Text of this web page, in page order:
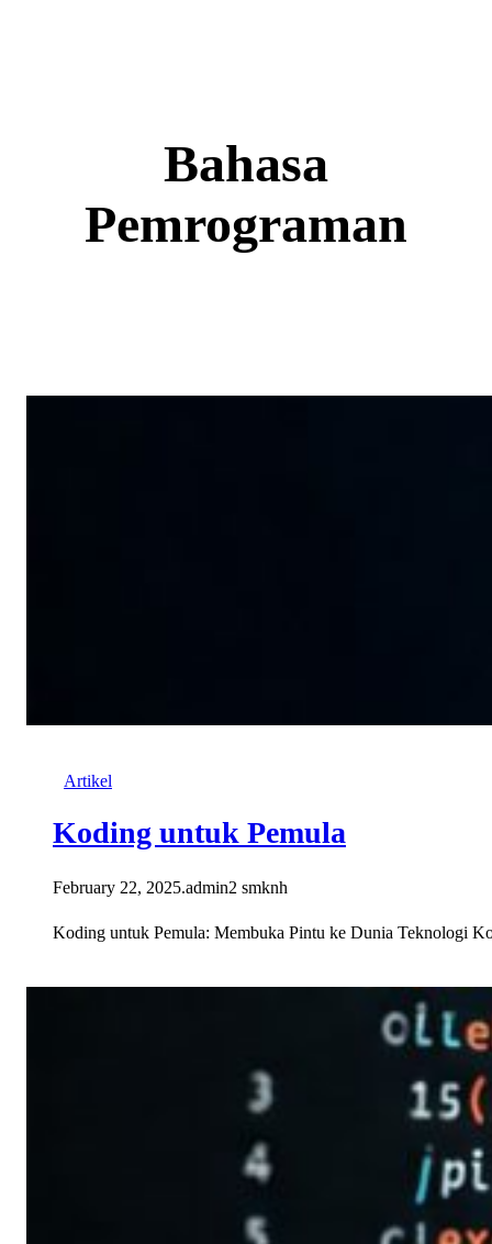
Bahasa
Pemrograman
Artikel
Koding untuk Pemula
February 22, 2025.admin2 smknh
Koding untuk Pemula: Membuka Pintu ke Dunia Teknologi